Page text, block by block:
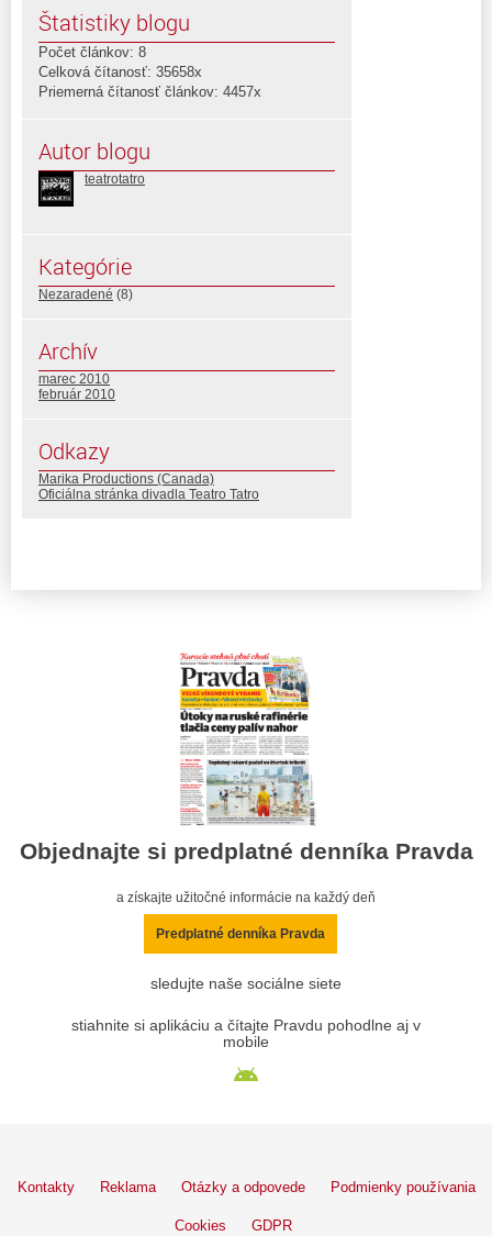
Štatistiky blogu
Počet článkov: 8
Celková čítanosť: 35658x
Priemerná čítanosť článkov: 4457x
Autor blogu
teatrotatro
Kategórie
Nezaradené (8)
Archív
marec 2010
február 2010
Odkazy
Marika Productions (Canada)
Oficiálna stránka divadla Teatro Tatro
Objednajte si predplatné denníka Pravda
a získajte užitočné informácie na každý deň
Predplatné denníka Pravda
sledujte naše sociálne siete
stiahnite si aplikáciu a čítajte Pravdu pohodlne aj v
mobile
Kontakty Reklama Otázky a odpovede Podmienky používania
Cookies GDPR